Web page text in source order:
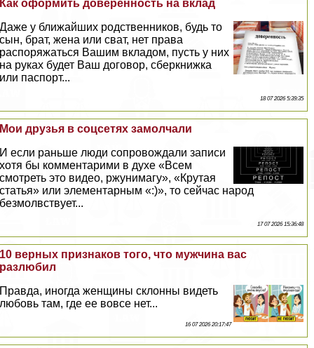
Как оформить доверенность на вклад
Даже у ближайших родственников, будь то
сын, брат, жена или сват, нет права
распоряжаться Вашим вкладом, пусть у них
на руках будет Ваш договор, сберкнижка
или паспорт...
18 07 2026 5:39:35
Мои друзья в соцсетях замолчали
И если раньше люди сопровождали записи
хотя бы комментарими в духе «Всем
смотреть это видео, ржунимагу», «Крутая
статья» или элементарным «:)», то сейчас народ
безмолвствует...
17 07 2026 15:36:48
10 верных признаков того, что мужчина вас
разлюбил
Правда, иногда женщины склонны видеть
любовь там, где ее вовсе нет...
16 07 2026 20:17:47